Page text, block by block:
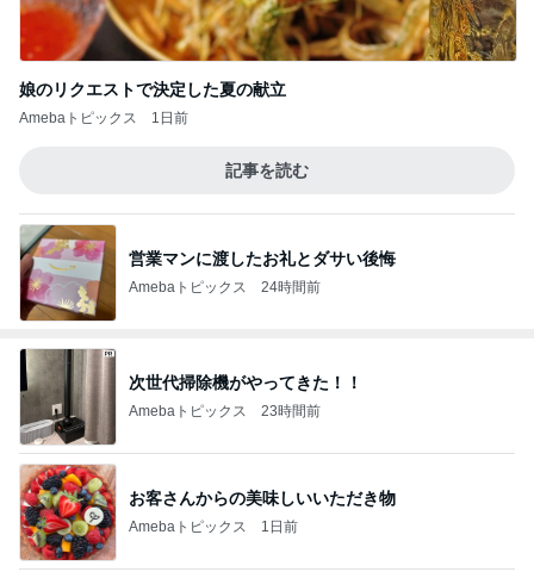
娘のリクエストで決定した夏の献立
Amebaトピックス 1日前
記事を読む
営業マンに渡したお礼とダサい後悔
Amebaトピックス 24時間前
次世代掃除機がやってきた！！
Amebaトピックス 23時間前
お客さんからの美味しいいただき物
Amebaトピックス 1日前